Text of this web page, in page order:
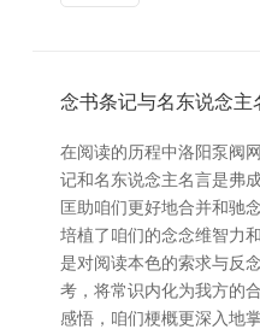
念书条记与名东说念主
在阅读的历程中洛阳泵阀
记和名东说念主名言是弗
匡助咱们更好地合并和驰
培植了咱们的念念维智力
是对阅读本色的索求与反
考，将常识内化为我方的
感悟，咱们梗概更深入地